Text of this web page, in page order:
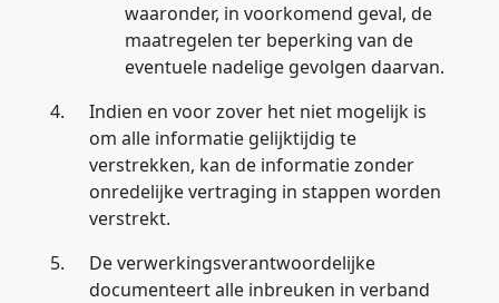
waaronder, in voorkomend geval, de
maatregelen ter beperking van de
eventuele nadelige gevolgen daarvan.
4.
Indien en voor zover het niet mogelijk is
om alle informatie gelijktijdig te
verstrekken, kan de informatie zonder
onredelijke vertraging in stappen worden
verstrekt.
5.
De verwerkingsverantwoordelijke
documenteert alle inbreuken in verband